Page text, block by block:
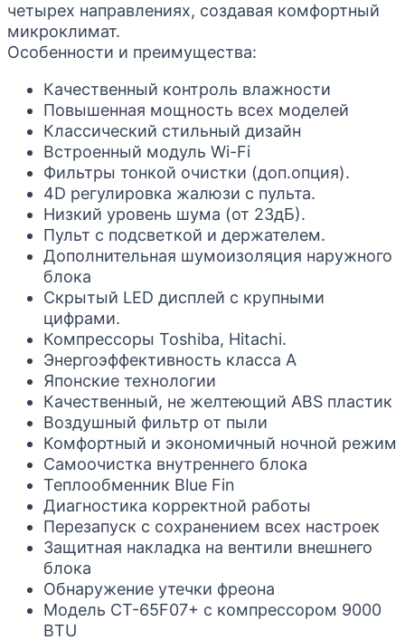
четырех направлениях, создавая комфортный
микроклимат.
Особенности и преимущества:
Качественный контроль влажности
Повышенная мощность всех моделей
Классический стильный дизайн
Встроенный модуль Wi-Fi
Фильтры тонкой очистки (доп.опция).
4D регулировка жалюзи с пульта.
Низкий уровень шума (от 23дБ).
Пульт с подсветкой и держателем.
Дополнительная шумоизоляция наружного
блока
Скрытый LED дисплей с крупными
цифрами.
Компрессоры Toshiba, Hitachi.
Энергоэффективность класса А
Японские технологии
Качественный, не желтеющий ABS пластик
Воздушный фильтр от пыли
Комфортный и экономичный ночной режим
Самоочистка внутреннего блока
Теплообменник Blue Fin
Диагностика корректной работы
Перезапуск с сохранением всех настроек
Защитная накладка на вентили внешнего
блока
Обнаружение утечки фреона
Модель CT-65F07+ c компрессором 9000
BTU